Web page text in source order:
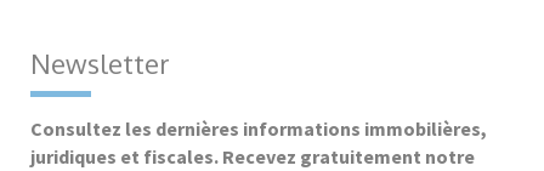
Newsletter
Consultez les dernières informations immobilières,
juridiques et fiscales. Recevez gratuitement notre